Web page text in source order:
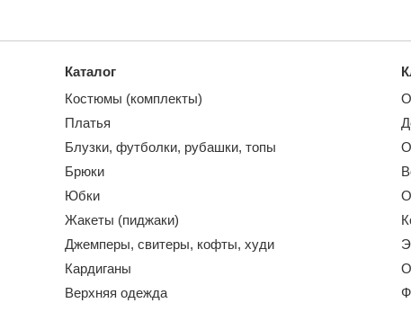
Каталог
Костюмы (комплекты)
Платья
Блузки, футболки, рубашки, топы
Брюки
Юбки
Жакеты (пиджаки)
Джемперы, свитеры, кофты, худи
Кардиганы
Верхняя одежда